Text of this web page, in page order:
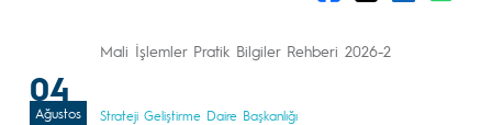
04
Ağustos
Mali İşlemler Pratik Bilgiler Rehberi 2026-2
Strateji Geliştirme Daire Başkanlığı